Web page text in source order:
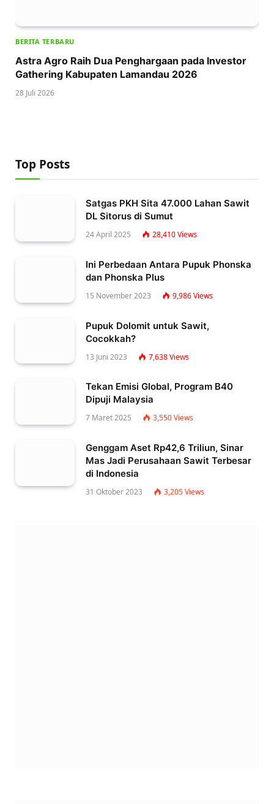
BERITA TERBARU
Astra Agro Raih Dua Penghargaan pada Investor
Gathering Kabupaten Lamandau 2026
28 Juli 2026
Top Posts
Satgas PKH Sita 47.000 Lahan Sawit
DL Sitorus di Sumut
24 April 2025 28,410Views
Ini Perbedaan Antara Pupuk Phonska
dan Phonska Plus
15 November 2023 9,986Views
Pupuk Dolomit untuk Sawit,
Cocokkah?
13 Juni 2023 7,638Views
Tekan Emisi Global, Program B40
Dipuji Malaysia
7 Maret 2025 3,550Views
Genggam Aset Rp42,6 Triliun, Sinar
Mas Jadi Perusahaan Sawit Terbesar
di Indonesia
31 Oktober 2023 3,205Views